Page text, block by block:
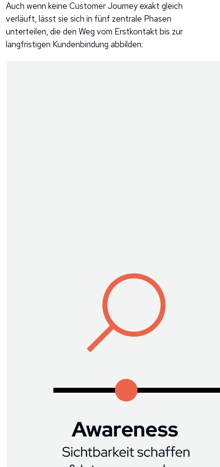
Auch wenn keine Customer Journey exakt gleich
verläuft, lässt sie sich in fünf zentrale Phasen
unterteilen, die den Weg vom Erstkontakt bis zur
langfristigen Kundenbindung abbilden: